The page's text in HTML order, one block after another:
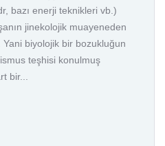
bazı enerji teknikleri vb.)
jinekolojik muayeneden
Yani biyolojik bir bozukluğun
teşhisi konulmuş
bir...